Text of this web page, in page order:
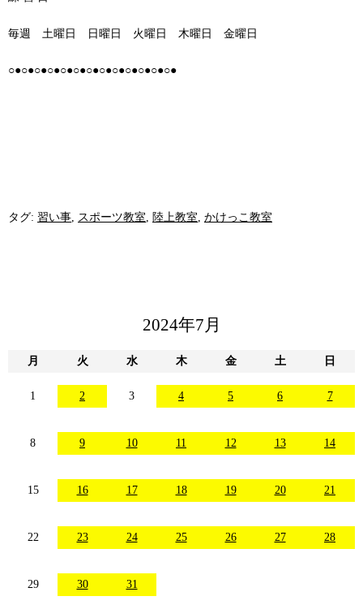
毎週 土曜日 日曜日 火曜日 木曜日 金曜日
○●○●○●○●○●○●○●○●○●○●○●○●○●
タグ: 習い事 スポーツ教室 陸上教室 かけっこ教室
2024年7月
月 火 水 木 金 土 日
1 2 3 4 5 6 7
8 9 10 11 12 13 14
15 16 17 18 19 20 21
22 23 24 25 26 27 28
29 30 31